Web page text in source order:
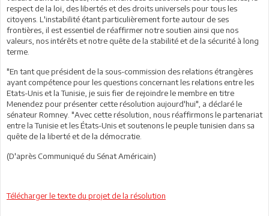
respect de la loi, des libertés et des droits universels pour tous les
citoyens. L'instabilité étant particulièrement forte autour de ses
frontières, il est essentiel de réaffirmer notre soutien ainsi que nos
valeurs, nos intérêts et notre quête de la stabilité et de la sécurité à long
terme.
"En tant que président de la sous-commission des relations étrangères
ayant compétence pour les questions concernant les relations entre les
Etats-Unis et la Tunisie, je suis fier de rejoindre le membre en titre
Menendez pour présenter cette résolution aujourd'hui", a déclaré le
sénateur Romney. "Avec cette résolution, nous réaffirmons le partenariat
entre la Tunisie et les États-Unis et soutenons le peuple tunisien dans sa
quête de la liberté et de la démocratie.
(D'après Communiqué du Sénat Américain)
Télécharger le texte du projet de la résolution